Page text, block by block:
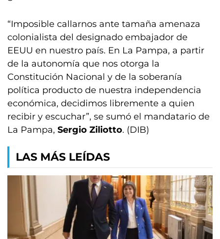
“Imposible callarnos ante tamaña amenaza
colonialista del designado embajador de
EEUU en nuestro país. En La Pampa, a partir
de la autonomía que nos otorga la
Constitución Nacional y de la soberanía
política producto de nuestra independencia
económica, decidimos libremente a quien
recibir y escuchar”, se sumó el mandatario de
La Pampa, Sergio Ziliotto. (DIB)
LAS MÁS LEÍDAS